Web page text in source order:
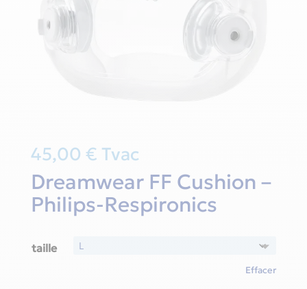
45,00 € Tvac
Dreamwear FF Cushion –
Philips-Respironics
taille
Effacer